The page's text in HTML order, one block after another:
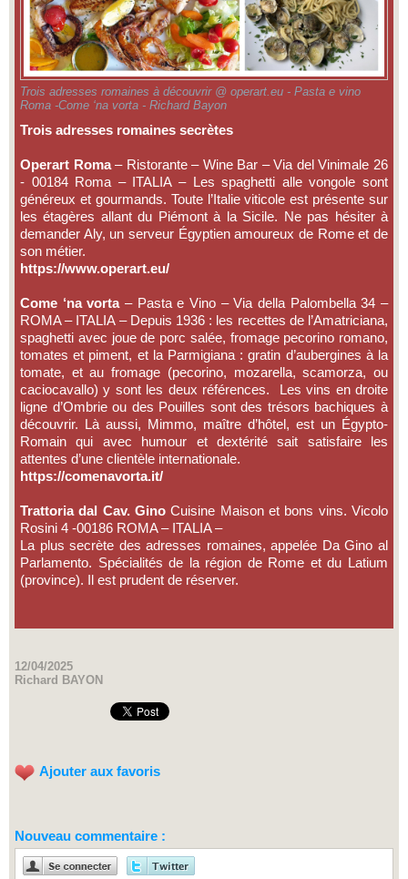
Trois adresses romaines à découvrir @ operart.eu - Pasta e vino
Roma -Come ‘na vorta - Richard Bayon
Trois adresses romaines secrètes
Operart Roma– Ristorante – Wine Bar – Via del Vinimale 26
- 00184 Roma – ITALIA – Les spaghetti alle vongole sont
généreux et gourmands. Toute l’Italie viticole est présente sur
les étagères allant du Piémont à la Sicile. Ne pas hésiter à
demander Aly, un serveur Égyptien amoureux de Rome et de
son métier.
https://www.operart.eu/
Come ‘na vorta– Pasta e Vino – Via della Palombella 34 –
ROMA – ITALIA – Depuis 1936 : les recettes de l’Amatriciana,
spaghetti avec joue de porc salée, fromage pecorino romano,
tomates et piment, et la Parmigiana : gratin d’aubergines à la
tomate, et au fromage (pecorino, mozarella, scamorza, ou
caciocavallo) y sont les deux références. Les vins en droite
ligne d’Ombrie ou des Pouilles sont des trésors bachiques à
découvrir. Là aussi, Mimmo, maître d’hôtel, est un Égypto-
Romain qui avec humour et dextérité sait satisfaire les
attentes d’une clientèle internationale.
https://comenavorta.it/
Trattoria dal Cav. Gino Cuisine Maison et bons vins. Vicolo
Rosini 4 -00186 ROMA – ITALIA –
La plus secrète des adresses romaines, appelée Da Gino al
Parlamento. Spécialités de la région de Rome et du Latium
(province). Il est prudent de réserver.
12/04/2025
Richard BAYON
Ajouter aux favoris
Nouveau commentaire :